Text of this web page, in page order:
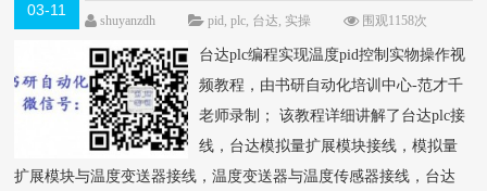
03-11
shuyanzdh pid,plc, 台达, 实操
围观1158次
台达plc编程实现温度pid控制实物操作视
频教程，由书研自动化培训中心-范才千
老师录制； 该教程详细讲解了台达plc接
线，台达模拟量扩展模块接线，模拟量
扩展模块与温度变送器接线，温度变送器与温度传感器接线，台达